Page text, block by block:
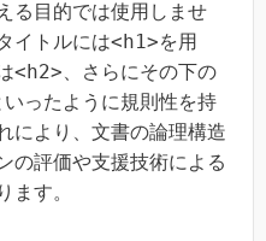
る目的では使用しませ
イトルには<h1>を用
<h2> 、さらにその下の
いったように規則性を持
により、文書の論理構造
の評価や支援技術による
ます。